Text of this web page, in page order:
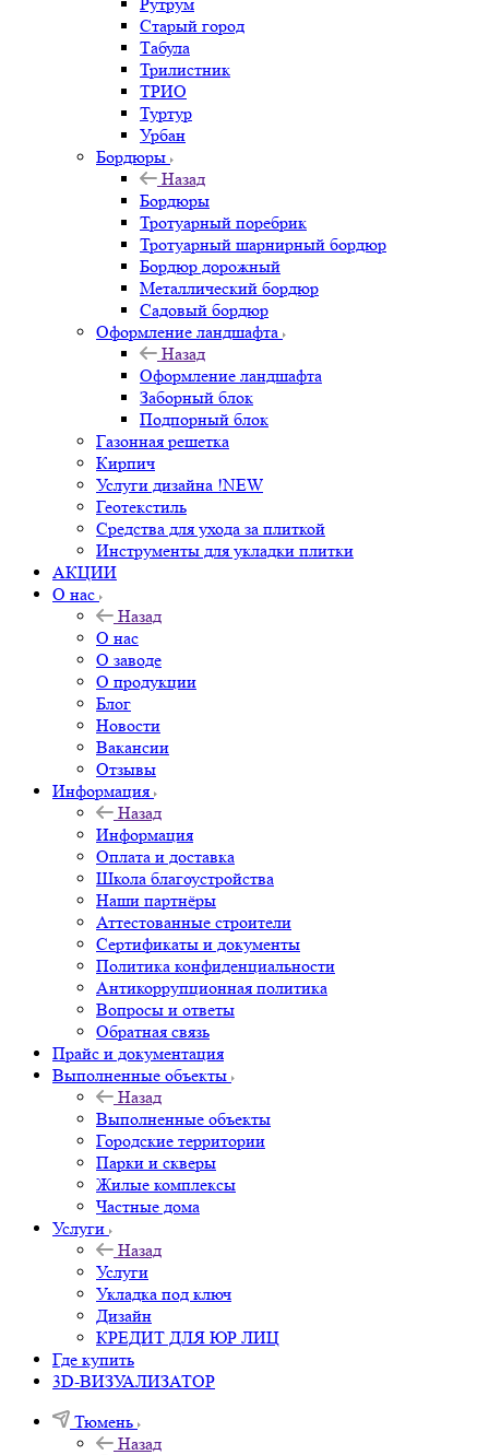
Старый город
Табула
Трилистник
ТРИО
Туртур
Урбан
Бордюры
Назад
Бордюры
Тротуарный поребрик
Тротуарный шарнирный бордюр
Бордюр дорожный
Металлический бордюр
Садовый бордюр
Оформление ландшафта
Назад
Оформление ландшафта
Заборный блок
Подпорный блок
Газонная решетка
Кирпич
Услуги дизайна !NEW
Геотекстиль
Средства для ухода за плиткой
Инструменты для укладки плитки
АКЦИИ
О нас
Назад
О нас
О заводе
О продукции
Блог
Новости
Вакансии
Отзывы
Информация
Назад
Информация
Оплата и доставка
Школа благоустройства
Наши партнёры
Аттестованные строители
Сертификаты и документы
Политика конфиденциальности
Антикоррупционная политика
Вопросы и ответы
Обратная связь
Прайс и документация
Выполненные объекты
Назад
Выполненные объекты
Городские территории
Парки и скверы
Жилые комплексы
Частные дома
Услуги
Назад
Услуги
Укладка под ключ
Дизайн
КРЕДИТ ДЛЯ ЮР ЛИЦ
Где купить
3D-ВИЗУАЛИЗАТОР
Тюмень
Назад